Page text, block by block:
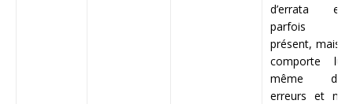
d’errata est
parfois
présent, mais il
comporte lui-
même des
erreurs et n’ai